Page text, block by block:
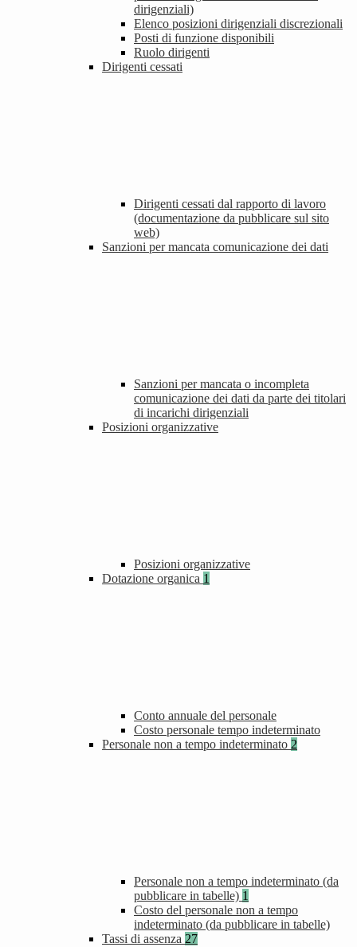
dirigenziali)
Elenco posizioni dirigenziali discrezionali
Posti di funzione disponibili
Ruolo dirigenti
Dirigenti cessati
Dirigenti cessati dal rapporto di lavoro
(documentazione da pubblicare sul sito
web)
Sanzioni per mancata comunicazione dei dati
Sanzioni per mancata o incompleta
comunicazione dei dati da parte dei titolari
di incarichi dirigenziali
Posizioni organizzative
Posizioni organizzative
Dotazione organica 1
Conto annuale del personale
Costo personale tempo indeterminato
Personale non a tempo indeterminato 2
Personale non a tempo indeterminato (da
pubblicare in tabelle) 1
Costo del personale non a tempo
indeterminato (da pubblicare in tabelle)
Tassi di assenza 27